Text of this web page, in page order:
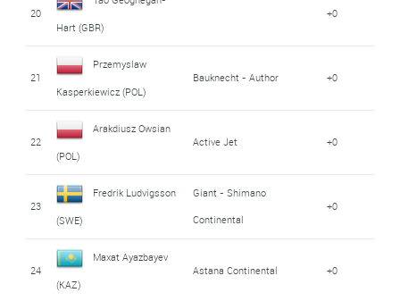
20
Hart (GBR)
+0
21
Przemyslaw
Kasperkiewicz (POL)
Bauknecht - Author +0
22
Arakdiusz Owsian
(POL)
Active Jet +0
23
Fredrik Ludvigsson
(SWE)
Giant - Shimano
Continental
+0
24
Maxat Ayazbayev
(KAZ)
Astana Continental +0